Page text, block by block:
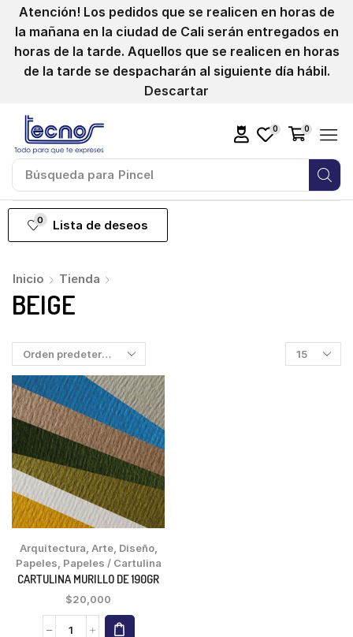
Atención! Los pedidos que se realicen en horas de
la mañana en la ciudad de Cali serán entregados en
horas de la tarde. Aquellos que se realicen en horas
de la tarde se despacharán al siguiente día hábil.
Descartar
Búsqueda para Pincel
0 0
0 Lista de deseos
Inicio Tienda
BEIGE
Arquitectura, Arte, Diseño,
Papeles, Papeles / Cartulina
CARTULINA MURILLO DE 190GR
$20,000